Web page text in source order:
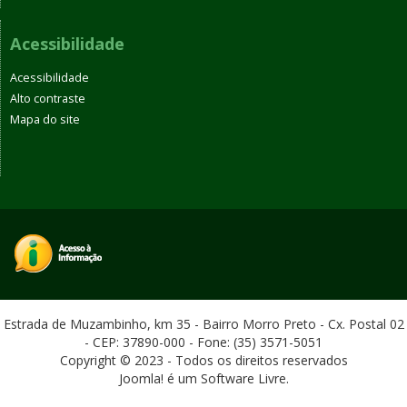
Acessibilidade
Acessibilidade
Alto contraste
Mapa do site
Estrada de Muzambinho, km 35 - Bairro Morro Preto - Cx. Postal 02
- CEP: 37890-000 - Fone: (35) 3571-5051
Copyright © 2023 - Todos os direitos reservados
Joomla! é um Software Livre.